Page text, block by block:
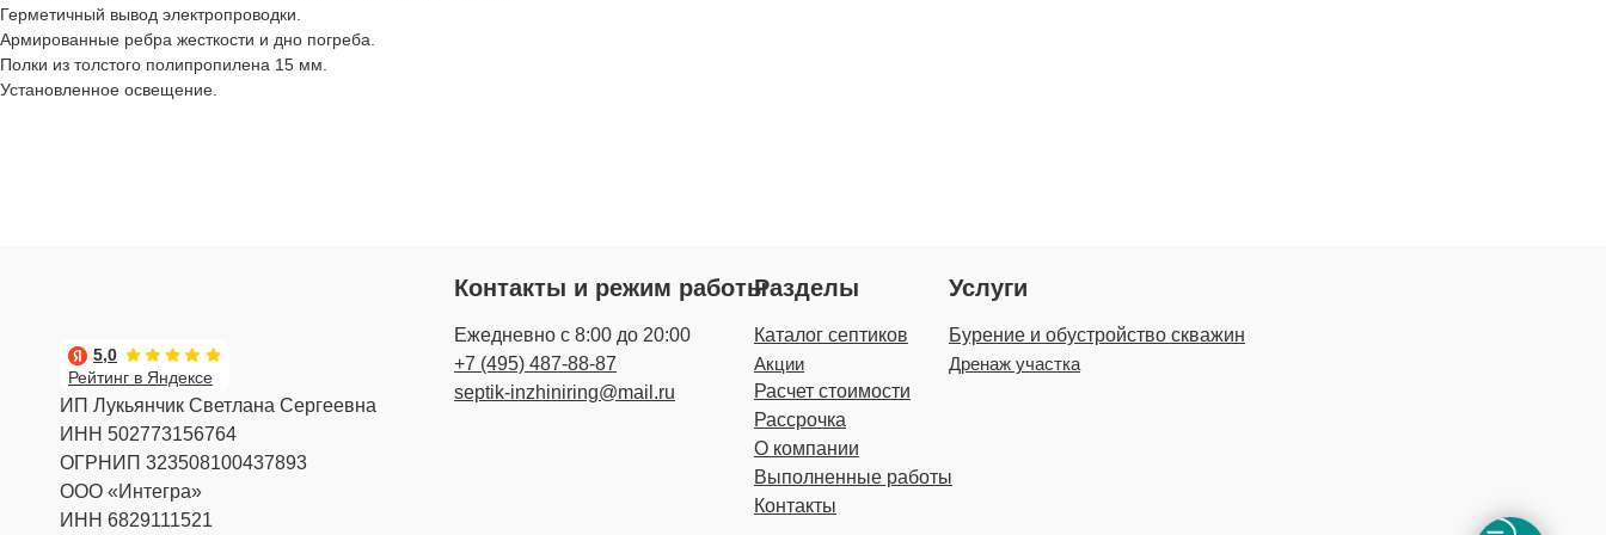
Герметичный вывод электропроводки.
Армированные ребра жесткости и дно погреба.
Полки из толстого полипропилена 15 мм.
Установленное освещение.
Рейтинг в Яндексе
5,0
ИП Лукьянчик Светлана Сергеевна
ИНН 502773156764
ОГРНИП 323508100437893
ООО «Интегра»
ИНН 6829111521
Контакты и режим работы
Ежедневно с 8:00 до 20:00
+7 (495) 487-88-87
septik-inzhiniring@mail.ru
Разделы
Каталог септиков
Акции
Расчет стоимости
Рассрочка
О компании
Выполненные работы
Контакты
Услуги
Бурение и обустройство скважин
Дренаж участка